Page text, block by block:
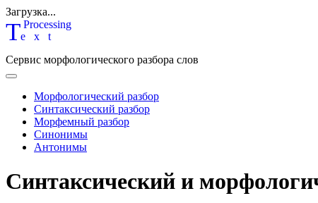
Загрузка...
Text
Processing
Сервис морфологического разбора слов
Морфологический разбор
Синтаксический разбор
Морфемный разбор
Синонимы
Антонимы
Синтаксический и